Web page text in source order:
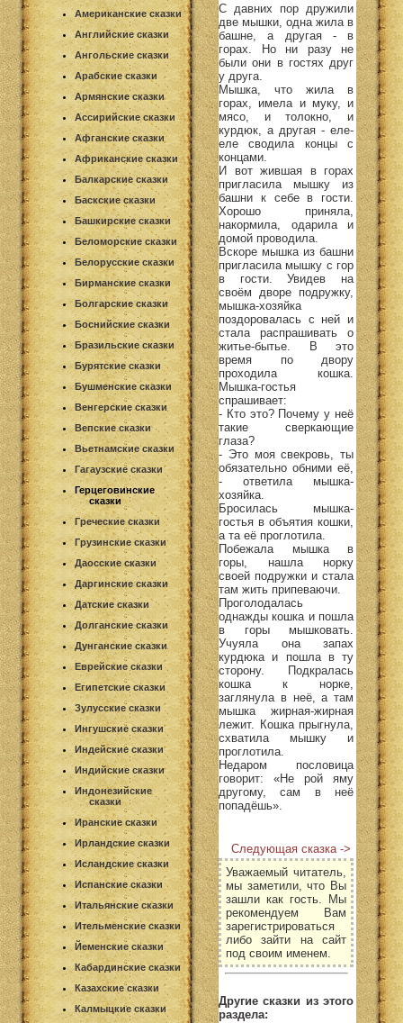
Американские сказки
Английские сказки
Ангольские сказки
Арабские сказки
Армянские сказки
Ассирийские сказки
Афганские сказки
Африканские сказки
Балкарские сказки
Баскские сказки
Башкирские сказки
Беломорские сказки
Белорусские сказки
Бирманские сказки
Болгарские сказки
Боснийские сказки
Бразильские сказки
Бурятские сказки
Бушменские сказки
Венгерские сказки
Вепские сказки
Вьетнамские сказки
Гагаузские сказки
Герцеговинские
сказки
Греческие сказки
Грузинские сказки
Даосские сказки
Даргинские сказки
Датские сказки
Долганские сказки
Дунганские сказки
Еврейские сказки
Египетские сказки
Зулусские сказки
Ингушские сказки
Индейские сказки
Индийские сказки
Индонезийские
сказки
Иранские сказки
Ирландские сказки
Исландские сказки
Испанские сказки
Итальянские сказки
Ительменские сказки
Йеменские сказки
Кабардинские сказки
Казахские сказки
Калмыцкие сказки
С давних пор дружили
две мышки, одна жила в
башне, а другая - в
горах. Но ни разу не
были они в гостях друг
у друга.
Мышка, что жила в
горах, имела и муку, и
мясо, и толокно, и
курдюк, а другая - еле-
еле сводила концы с
концами.
И вот жившая в горах
пригласила мышку из
башни к себе в гости.
Хорошо приняла,
накормила, одарила и
домой проводила.
Вскоре мышка из башни
пригласила мышку с гор
в гости. Увидев на
своём дворе подружку,
мышка-хозяйка
поздоровалась с ней и
стала распрашивать о
житье-бытье. В это
время по двору
проходила кошка.
Мышка-гостья
спрашивает:
- Кто это? Почему у неё
такие сверкающие
глаза?
- Это моя свекровь, ты
обязательно обними её,
- ответила мышка-
хозяйка.
Бросилась мышка-
гостья в объятия кошки,
а та её проглотила.
Побежала мышка в
горы, нашла норку
своей подружки и стала
там жить припеваючи.
Проголодалась
однажды кошка и пошла
в горы мышковать.
Учуяла она запах
курдюка и пошла в ту
сторону. Подкралась
кошка к норке,
заглянула в неё, а там
мышка жирная-жирная
лежит. Кошка прыгнула,
схватила мышку и
проглотила.
Недаром пословица
говорит: «Не рой яму
другому, сам в неё
попадёшь».
Следующая сказка ->
Уважаемый читатель,
мы заметили, что Вы
зашли как гость. Мы
рекомендуем Вам
зарегистрироваться
либо зайти на сайт
под своим именем.
Другие сказки из этого
раздела: